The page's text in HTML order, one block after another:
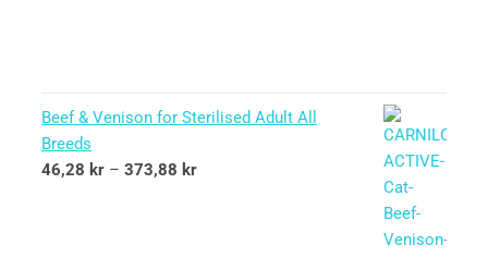
Beef & Venison for Sterilised Adult All
Breeds
46,28 kr – 373,88 kr